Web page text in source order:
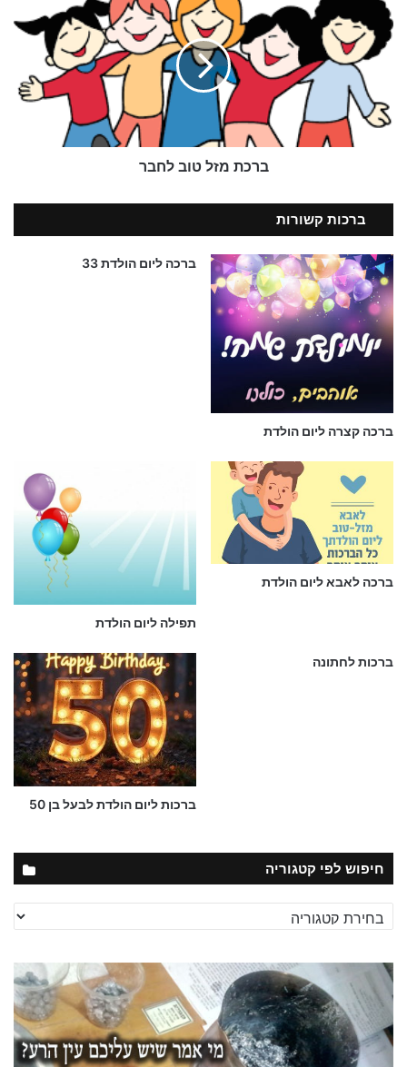
את החיוך הזוהר, המושלם
בריאות ושלווה
שלום ואהבה
מזל
טוב
לחבר
ברכת מזל טוב לחבר
ברכות קשורות
ברכה ליום הולדת 33
ברכה קצרה ליום הולדת
תפילה ליום הולדת
ברכה לאבא ליום הולדת
ברכות ליום הולדת לבעל בן 50
ברכות לחתונה
חיפוש לפי קטגוריה
לפי